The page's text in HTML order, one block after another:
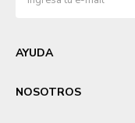
AYUDA
NOSOTROS